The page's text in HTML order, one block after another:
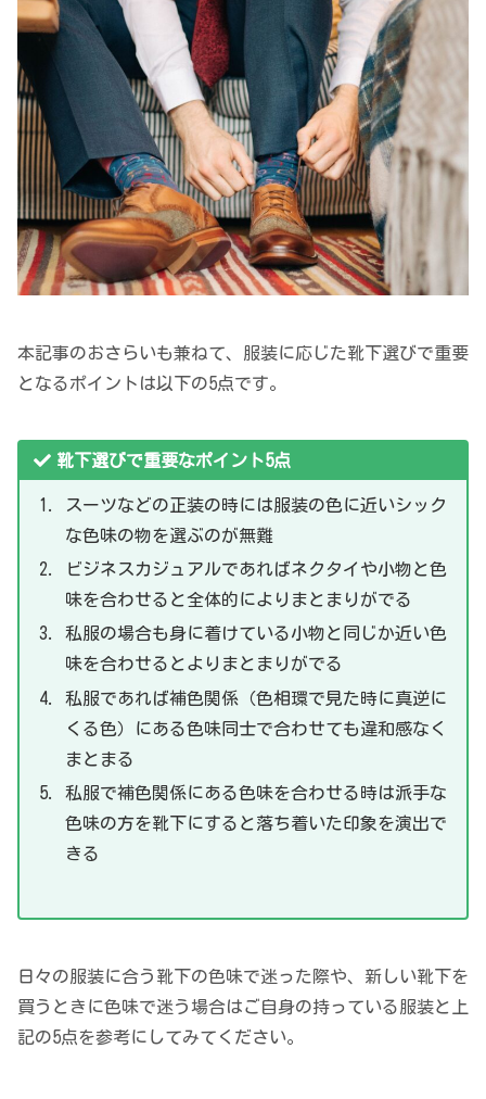
本記事のおさらいも兼ねて、服装に応じた靴下選びで重要
となるポイントは以下の5点です。
靴下選びで重要なポイント5点
スーツなどの正装の時には服装の色に近いシック
な色味の物を選ぶのが無難
ビジネスカジュアルであればネクタイや小物と色
味を合わせると全体的によりまとまりがでる
私服の場合も身に着けている小物と同じか近い色
味を合わせるとよりまとまりがでる
私服であれば補色関係（色相環で見た時に真逆に
くる色）にある色味同士で合わせても違和感なく
まとまる
私服で補色関係にある色味を合わせる時は派手な
色味の方を靴下にすると落ち着いた印象を演出で
きる
日々の服装に合う靴下の色味で迷った際や、新しい靴下を
買うときに色味で迷う場合はご自身の持っている服装と上
記の5点を参考にしてみてください。